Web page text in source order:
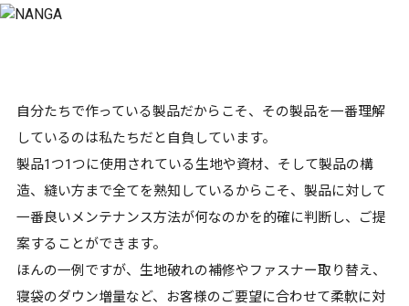
自分たちで作っている製品だからこそ、その製品を一番理解
しているのは私たちだと自負しています。
製品1つ1つに使用されている生地や資材、そして製品の構
造、縫い方まで全てを熟知しているからこそ、製品に対して
一番良いメンテナンス方法が何なのかを的確に判断し、ご提
案することができます。
ほんの一例ですが、生地破れの補修やファスナー取り替え、
寝袋のダウン増量など、お客様のご要望に合わせて柔軟に対